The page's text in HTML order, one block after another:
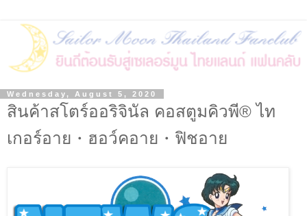
Wednesday, August 5, 2020
สินค้าสโตร์ออริจินัล คอสตูมคิวพี® ไท
เกอร์อาย・ฮอว์คอาย・ฟิชอาย